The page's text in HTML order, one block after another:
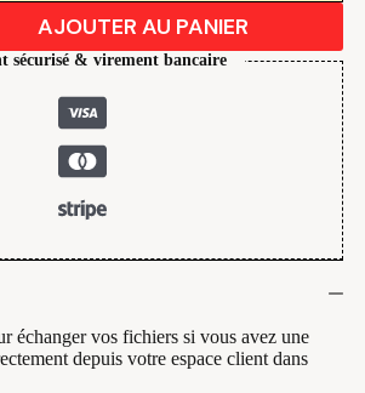
AJOUTER AU PANIER
sécurisé & virement bancaire
échanger vos fichiers si vous avez une
depuis votre espace client dans